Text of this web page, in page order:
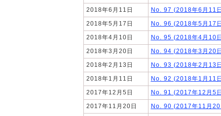
2018年6月11日
No. 97 (2018年6月11
2018年5月17日
No. 96 (2018年5月17
2018年4月10日
No. 95 (2018年4月10
2018年3月20日
No. 94 (2018年3月20
2018年2月13日
No. 93 (2018年2月13
2018年1月11日
No. 92 (2018年1月11
2017年12月5日
No. 91 (2017年12月5
2017年11月20日
No. 90 (2017年11月